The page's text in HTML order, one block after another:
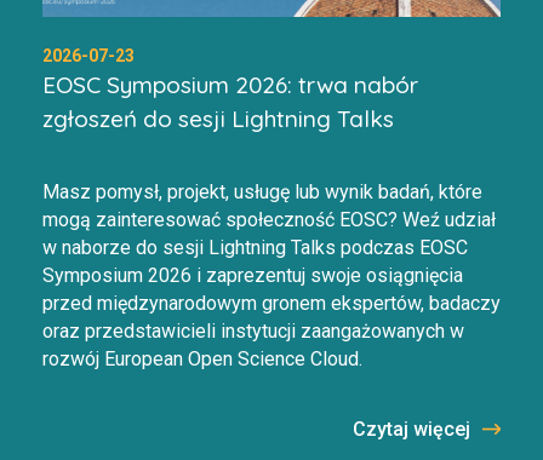
2026-07-23
EOSC Symposium 2026: trwa nabór
zgłoszeń do sesji Lightning Talks
Masz pomysł, projekt, usługę lub wynik badań, które
mogą zainteresować społeczność EOSC? Weź udział
w naborze do sesji Lightning Talks podczas EOSC
Symposium 2026 i zaprezentuj swoje osiągnięcia
przed międzynarodowym gronem ekspertów, badaczy
oraz przedstawicieli instytucji zaangażowanych w
rozwój European Open Science Cloud.
Czytaj więcej